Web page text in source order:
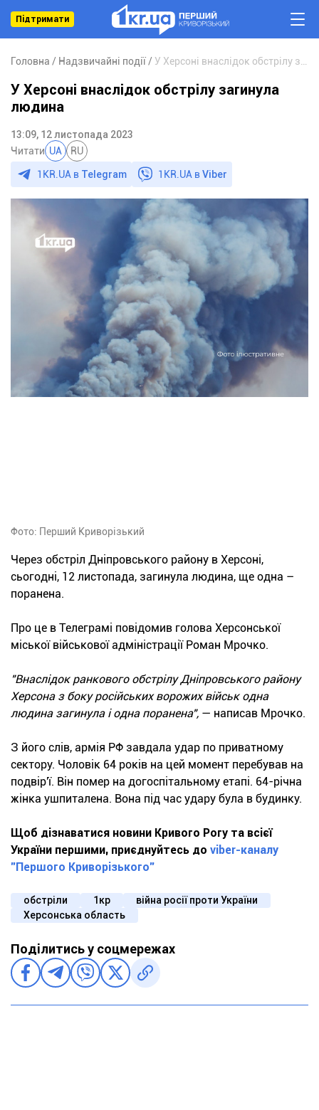
Підтримати
Головна Надзвичайні події
У Херсоні внаслідок обстрілу загинула
людина
13:09, 12 листопада 2023
Читати UA RU
1KR.UA в Telegram 1KR.UA вViber
Фото: Перший Криворізький
Через обстріл Дніпровського району в Херсоні,
сьогодні, 12 листопада, загинула людина, ще одна –
поранена.
Про це в Телеграмі повідомив голова Херсонської
міської військової адміністрації Роман Мрочко.
"Внаслідок ранкового обстрілу Дніпровського району
Херсона з боку російських ворожих військ одна
людина загинула і одна поранена", — написав Мрочко.
З його слів, армія РФ завдала удар по приватному
сектору. Чоловік 64 років на цей момент перебував на
подвір'ї. Він помер на догоспітальному етапі. 64-річна
жінка ушпиталена. Вона під час удару була в будинку.
Щоб дізнаватися новини Кривого Рогу та всієї
України першими, приєднуйтесь до viber-каналу
"Першого Криворізького"
обстріли 1кр
війна росії проти України
Херсонська область
Поділитись у соцмережах